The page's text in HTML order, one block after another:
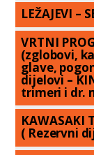
LEŽAJEVI –
VRTNI
(zglobovi,
glave,
dijelovi –
trimeri i dr.
KAWASAKI
( Rezervni